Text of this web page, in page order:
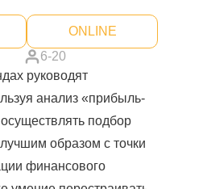
ONLINE
6-20
руководят
анализ «прибыль-
подбор
образом с точки
финансового